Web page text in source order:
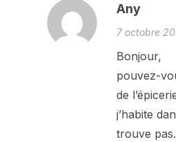
Any
7 octobre
Bonjour,
pouvez-
de
j’habite
trouve pas.